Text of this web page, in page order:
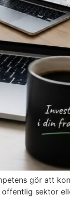
gör att
offentlig sektor